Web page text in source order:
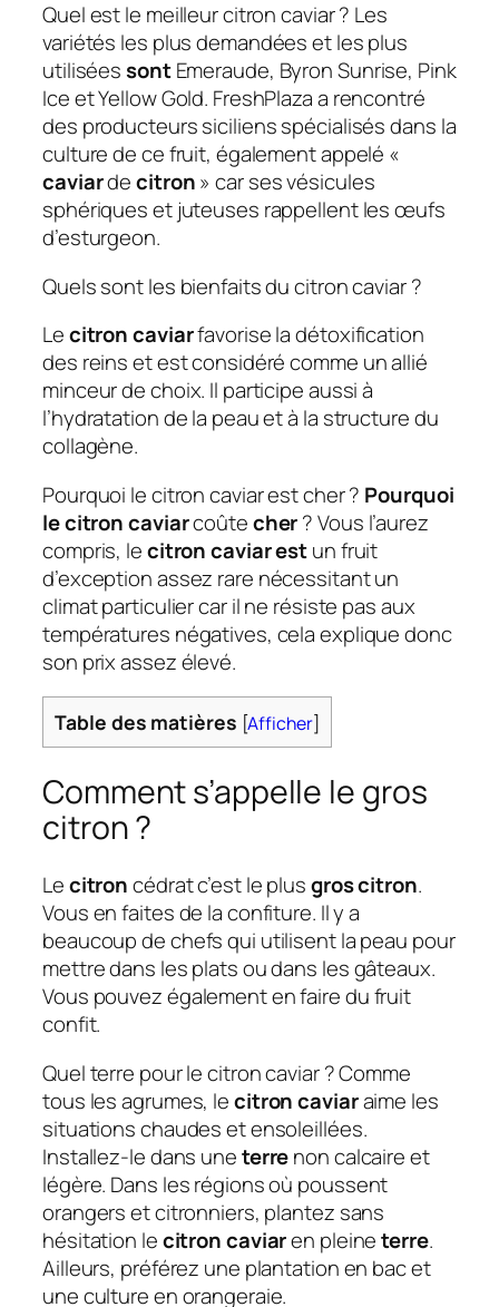
Quel est le meilleur citron caviar ? Les
variétés les plus demandées et les plus
utiliséessontEmeraude, Byron Sunrise, Pink
Ice et Yellow Gold. FreshPlaza a rencontré
des producteurs siciliens spécialisés dans la
culture de ce fruit, également appelé «
caviardecitron» car ses vésicules
sphériques et juteuses rappellent les œufs
d’esturgeon.
Quels sont les bienfaits du citron caviar ?
Lecitron caviarfavorise la détoxification
des reins et est considéré comme un allié
minceur de choix. Il participe aussi à
l’hydratation de la peau et à la structure du
collagène.
Pourquoi le citron caviar est cher ? Pourquoi
le citron caviarcoûtecher? Vous l’aurez
compris, lecitron caviar estun fruit
d’exception assez rare nécessitant un
climat particulier car il ne résiste pas aux
températures négatives, cela explique donc
son prix assez élevé.
Table des matières [Afficher]
Comment s’appelle le gros
citron ?
Lecitroncédrat c’est le plusgros citron.
Vous en faites de la confiture. Il y a
beaucoup de chefs qui utilisent la peau pour
mettre dans les plats ou dans les gâteaux.
Vous pouvez également en faire du fruit
confit.
Quel terre pour le citron caviar ? Comme
tous les agrumes, lecitron caviaraime les
situations chaudes et ensoleillées.
Installez-le dans uneterrenon calcaire et
légère. Dans les régions où poussent
orangers et citronniers, plantez sans
hésitation lecitron caviaren pleineterre.
Ailleurs, préférez une plantation en bac et
une culture en orangeraie.